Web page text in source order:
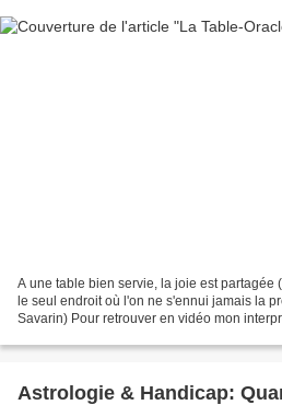
A une table bien servie, la joie est partagée
le seul endroit où l'on ne s'ennui jamais la
Savarin) Pour retrouver en vidéo mon
Astrologie & Handicap: